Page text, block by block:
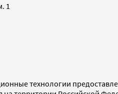
1
технологии